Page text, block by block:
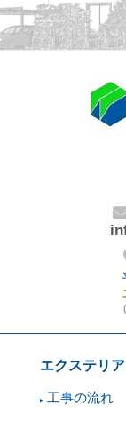
エクステリア
工事の流れ